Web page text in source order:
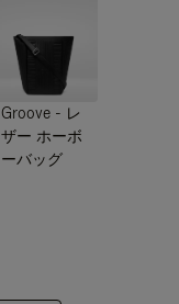
Groove - レ
ザー ホーボ
ーバッグ